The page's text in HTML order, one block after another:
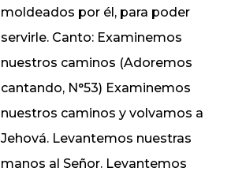
moldeados por él, para poder
servirle. Canto: Examinemos
nuestros caminos (Adoremos
cantando, N°53) Examinemos
nuestros caminos y volvamos a
Jehová. Levantemos nuestras
manos al Señor. Levantemos